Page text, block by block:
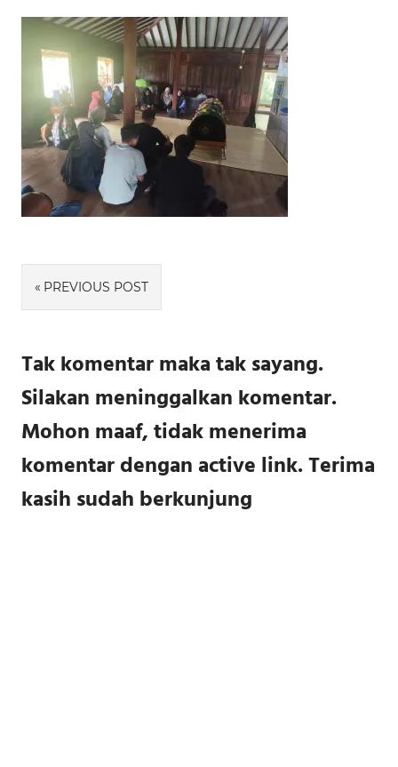
Navigasi
pos
PREVIOUS POST
Tak komentar maka tak sayang.
Silakan meninggalkan komentar.
Mohon maaf, tidak menerima
komentar dengan active link. Terima
kasih sudah berkunjung